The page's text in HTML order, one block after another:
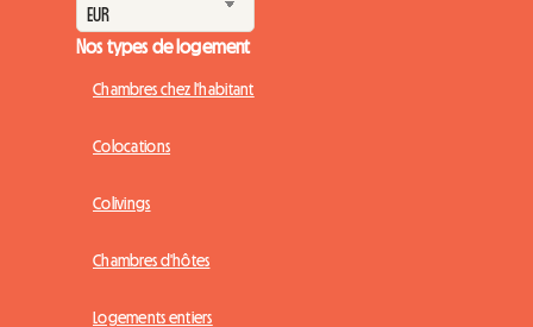
Nos types de logement
Chambres chez l'habitant
Colocations
Colivings
Chambres d'hôtes
Logements entiers